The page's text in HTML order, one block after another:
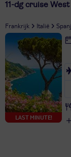
11-dg cruise
Frankrijk Italië
LAST MINUTE!